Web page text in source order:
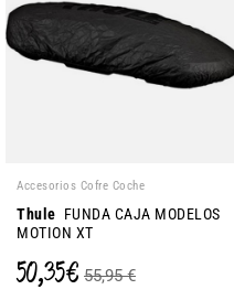
Accesorios Cofre Coche
Thule FUNDA CAJA MODELOS
MOTION XT
50,35 € 55,95 €